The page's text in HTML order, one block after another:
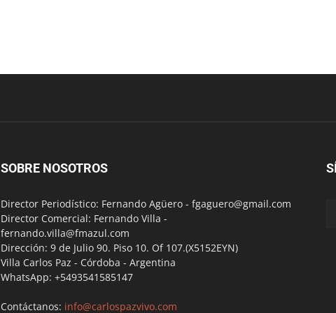
SOBRE NOSOTROS
Director Periodístico: Fernando Agüero - fgaguero@gmail.com
Director Comercial: Fernando Villa -
fernando.villa@fmazul.com
Dirección: 9 de Julio 90. Piso 10. Of 107.(X5152EYN)
Villa Carlos Paz - Córdoba - Argentina
WhatsApp: +5493541585147
Contáctanos: info@carlospazvivo.com